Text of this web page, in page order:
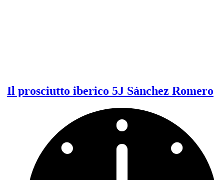
Il prosciutto iberico 5J Sánchez Romero